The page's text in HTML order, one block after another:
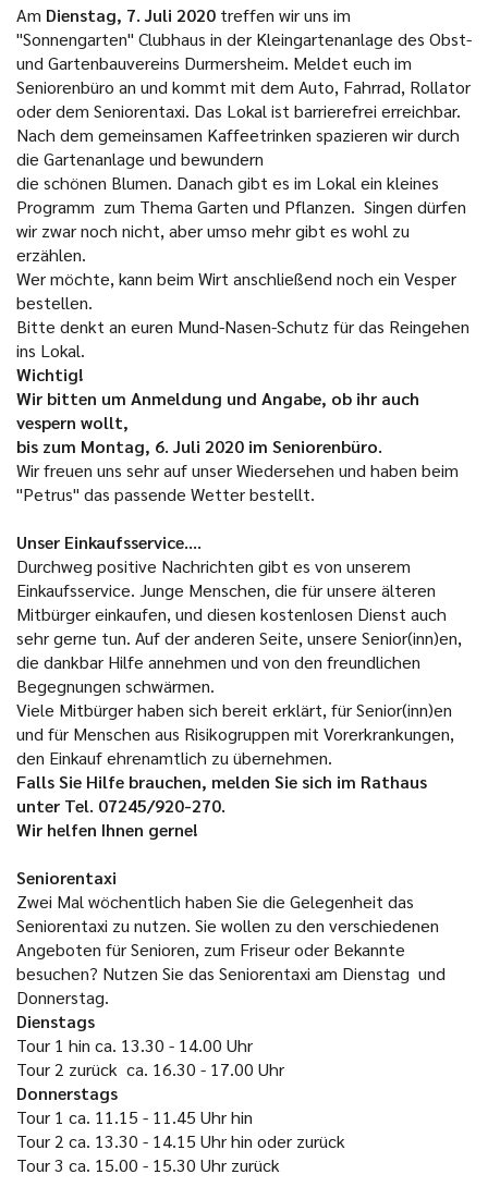
Am Dienstag, 7. Juli 2020 treffen wir uns im
"Sonnengarten" Clubhaus in der Kleingartenanlage des Obst-
und Gartenbauvereins Durmersheim. Meldet euch im
Seniorenbüro an und kommt mit dem Auto, Fahrrad, Rollator
oder dem Seniorentaxi. Das Lokal ist barrierefrei erreichbar.
Nach dem gemeinsamen Kaffeetrinken spazieren wir durch
die Gartenanlage und bewundern
die schönen Blumen. Danach gibt es im Lokal ein kleines
Programm zum Thema Garten und Pflanzen. Singen dürfen
wir zwar noch nicht, aber umso mehr gibt es wohl zu
erzählen.
Wer möchte, kann beim Wirt anschließend noch ein Vesper
bestellen.
Bitte denkt an euren Mund-Nasen-Schutz für das Reingehen
ins Lokal.
Wichtig!
Wir bitten um Anmeldung und Angabe, ob ihr auch
vespern wollt,
bis zum Montag, 6. Juli 2020 im Seniorenbüro.
Wir freuen uns sehr auf unser Wiedersehen und haben beim
"Petrus" das passende Wetter bestellt.
Unser Einkaufsservice....
Durchweg positive Nachrichten gibt es von unserem
Einkaufsservice. Junge Menschen, die für unsere älteren
Mitbürger einkaufen, und diesen kostenlosen Dienst auch
sehr gerne tun. Auf der anderen Seite, unsere Senior(inn)en,
die dankbar Hilfe annehmen und von den freundlichen
Begegnungen schwärmen.
Viele Mitbürger haben sich bereit erklärt, für Senior(inn)en
und für Menschen aus Risikogruppen mit Vorerkrankungen,
den Einkauf ehrenamtlich zu übernehmen.
Falls Sie Hilfe brauchen, melden Sie sich im Rathaus
unter Tel. 07245/920-270.
Wir helfen Ihnen gerne!
Seniorentaxi
Zwei Mal wöchentlich haben Sie die Gelegenheit das
Seniorentaxi zu nutzen. Sie wollen zu den verschiedenen
Angeboten für Senioren, zum Friseur oder Bekannte
besuchen? Nutzen Sie das Seniorentaxi am Dienstag und
Donnerstag.
Dienstags
Tour 1 hin ca. 13.30 - 14.00 Uhr
Tour 2 zurück ca. 16.30 - 17.00 Uhr
Donnerstags
Tour 1 ca. 11.15 - 11.45 Uhr hin
Tour 2 ca. 13.30 - 14.15 Uhr hin oder zurück
Tour 3 ca. 15.00 - 15.30 Uhr zurück